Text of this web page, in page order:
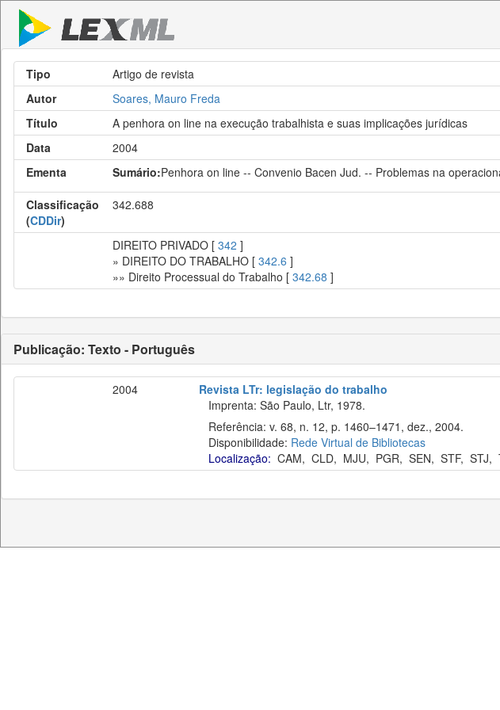
Tipo
Artigo de revista
Autor
Soares, Mauro Freda
Título
A penhora on line na execução trabalhista e suas implicações jurídicas
Data
2004
Ementa
Sumário:Penhora on line -- Convenio Bacen Jud. -- Problemas na
Classificação
(CDDir)
342.688
DIREITO PRIVADO [ 342 ]
» DIREITO DO TRABALHO [ 342.6 ]
»» Direito Processual do Trabalho [ 342.68 ]
Publicação: Texto - Português
2004
Revista LTr: legislação do trabalho
Imprenta: São Paulo, Ltr, 1978.
Referência: v. 68, n. 12, p. 1460–1471, dez., 2004.
Disponibilidade: Rede Virtual de Bibliotecas
Localização: CAM, CLD, MJU, PGR, SEN, STF, STJ,